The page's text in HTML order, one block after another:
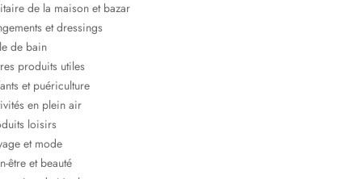
de la maison et bazar
et dressings
de bain
produits utiles
et puériculture
en plein air
loisirs
et mode
être et beauté